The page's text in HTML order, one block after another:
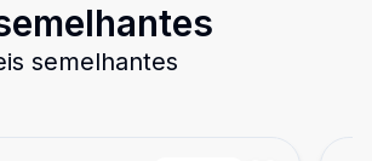
semelhantes